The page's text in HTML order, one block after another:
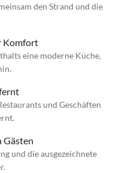
den Strand und die
Komfort
eine moderne Küche,
und Geschäften
Gästen
und die ausgezeichnete